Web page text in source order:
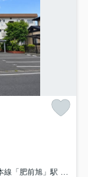
肥前旭」駅 徒歩39分